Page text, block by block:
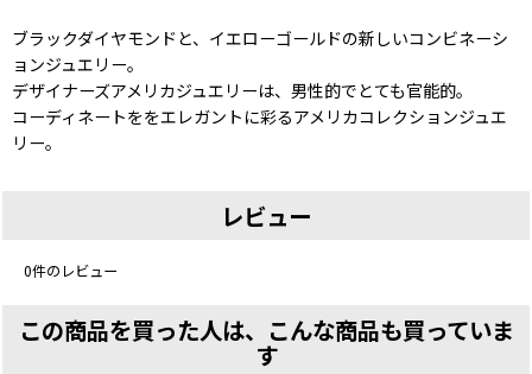
ブラックダイヤモンドと、イエローゴールドの新しいコンビネーシ
ョンジュエリー。
デザイナーズアメリカジュエリーは、男性的でとても官能的。
コーディネートををエレガントに彩るアメリカコレクションジュエ
リー。
レビュー
0件のレビュー
この商品を買った人は、こんな商品も買っていま
す